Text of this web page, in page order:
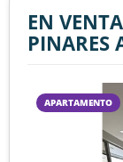
EN
PINARES
APARTAMENTO